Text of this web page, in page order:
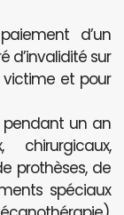
d’un
d’invalidité sur
victime et pour
pendant un an
prothèses, de
spéciaux